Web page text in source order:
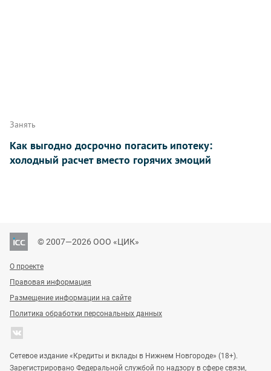
Занять
Как выгодно досрочно погасить ипотеку:
холодный расчет вместо горячих эмоций
© 2007—2026 ООО «ЦИК»
О проекте
Правовая информация
Размещение информации на сайте
Политика обработки персональных данных
Сетевое издание «Кредиты и вклады в Нижнем Новгороде» (18+).
Зарегистрировано Федеральной службой по надзору в сфере связи,